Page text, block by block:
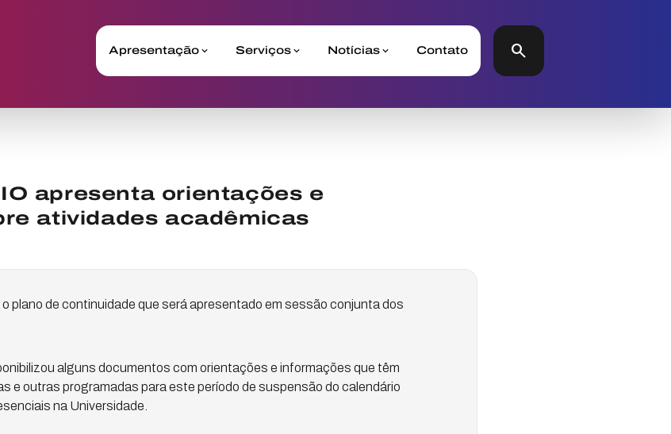
Apresentação Serviços Notícias Contato search
apresenta orientações e
atividades acadêmicas
plano de continuidade que será apresentado em sessão conjunta dos
alguns documentos com orientações e informações que têm
e outras programadas para este período de suspensão do calendário
na Universidade.